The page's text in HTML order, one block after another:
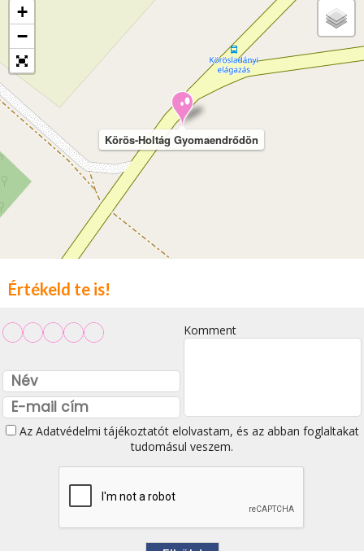
Körös-Holtág Gyomaendrődön
+
−
Értékeld te is!
Komment
Az Adatvédelmi tájékoztatótelolvastam, és az abban foglaltakat
tudomásul veszem.